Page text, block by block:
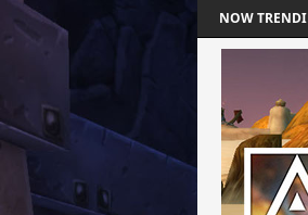
NOW
BEE 2. ЧАСТЬ 4: ВОЙНА, КОТОРАЯ